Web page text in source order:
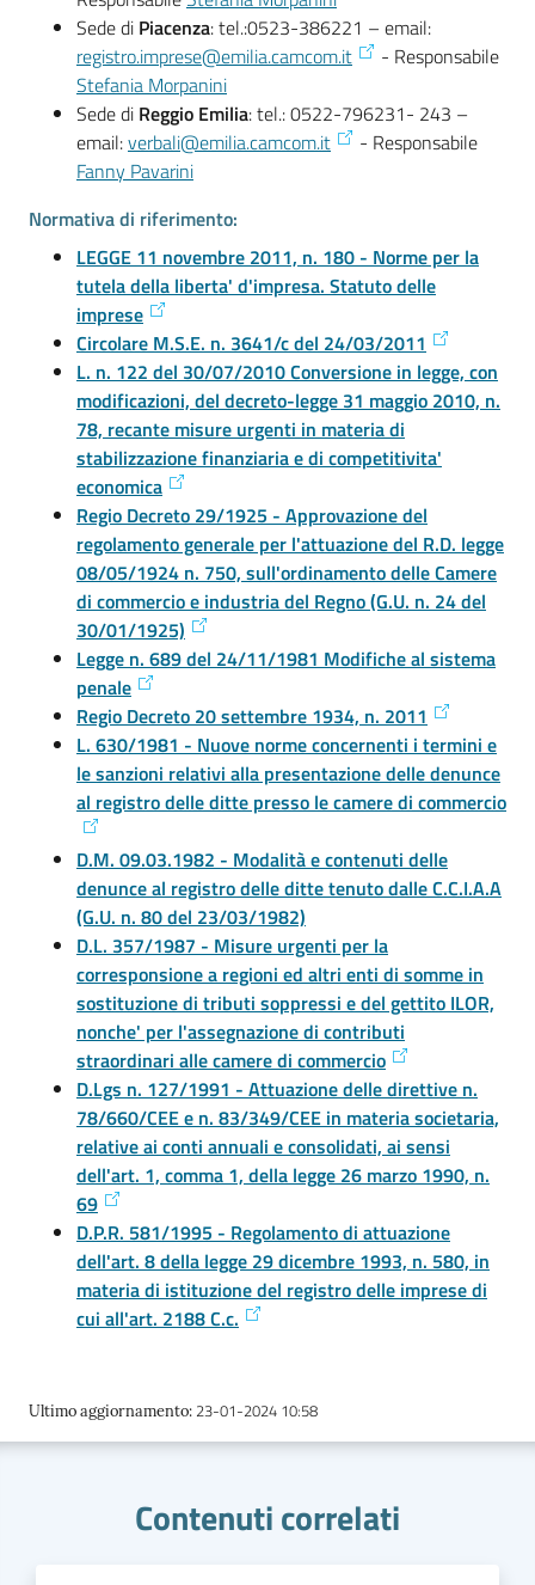
Sede di Piacenza: tel.:0523-386221 – email:
registro.imprese@emilia.camcom.it
- Responsabile
Stefania Morpanini
Sede di Reggio Emilia: tel.: 0522-796231- 243 –
email:verbali@emilia.camcom.it
- Responsabile
Fanny Pavarini
Normativa di riferimento:
LEGGE 11 novembre 2011, n. 180 - Norme per la
tutela della liberta' d'impresa. Statuto delle
imprese
Circolare M.S.E. n. 3641/c del 24/03/2011
L. n. 122 del 30/07/2010 Conversione in legge, con
modificazioni, del decreto-legge 31 maggio 2010, n.
78, recante misure urgenti in materia di
stabilizzazione finanziaria e di competitivita'
economica
Regio Decreto 29/1925 - Approvazione del
regolamento generale per l'attuazione del R.D. legge
08/05/1924 n. 750, sull'ordinamento delle Camere
di commercio e industria del Regno (G.U. n. 24 del
30/01/1925)
Legge n. 689 del 24/11/1981 Modifiche al sistema
penale
Regio Decreto 20 settembre 1934, n. 2011
L. 630/1981 - Nuove norme concernenti i termini e
le sanzioni relativi alla presentazione delle denunce
al registro delle ditte presso le camere di commercio
D.M. 09.03.1982 - Modalità e contenuti delle
denunce al registro delle ditte tenuto dalle C.C.I.A.A
(G.U. n. 80 del 23/03/1982)
D.L. 357/1987 - Misure urgenti per la
corresponsione a regioni ed altri enti di somme in
sostituzione di tributi soppressi e del gettito ILOR,
nonche' per l'assegnazione di contributi
straordinari alle camere di commercio
D.Lgs n. 127/1991 - Attuazione delle direttive n.
78/660/CEE e n. 83/349/CEE in materia societaria,
relative ai conti annuali e consolidati, ai sensi
dell'art. 1, comma 1, della legge 26 marzo 1990, n.
69
D.P.R. 581/1995 - Regolamento di attuazione
dell'art. 8 della legge 29 dicembre 1993, n. 580, in
materia di istituzione del registro delle imprese di
cui all'art. 2188 C.c.
Ultimo aggiornamento: 23-01-2024 10:58
Contenuti correlati